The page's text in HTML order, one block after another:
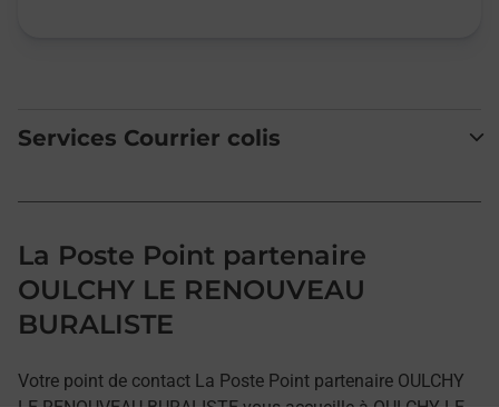
Services Courrier colis
La Poste Point partenaire
OULCHY LE RENOUVEAU
BURALISTE
Votre point de contact La Poste Point partenaire OULCHY